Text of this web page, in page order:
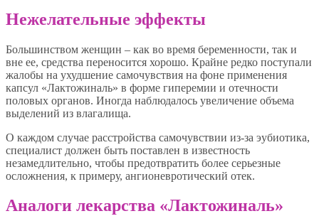
Нежелательные эффекты
Большинством женщин – как во время беременности, так и
вне ее, средства переносится хорошо. Крайне редко поступали
жалобы на ухудшение самочувствия на фоне применения
капсул «Лактожиналь» в форме гиперемии и отечности
половых органов. Иногда наблюдалось увеличение объема
выделений из влагалища.
О каждом случае расстройства самочувствии из-за эубиотика,
специалист должен быть поставлен в известность
незамедлительно, чтобы предотвратить более серьезные
осложнения, к примеру, ангионевротический отек.
Аналоги лекарства «Лактожиналь»